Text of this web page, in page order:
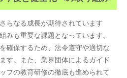
らなる成長が期待されています
みも重要な課題となっています。
確保するため、法令遵守や適切な
す。また、業界団体によるガイド
フの教育研修の徹底も進められて